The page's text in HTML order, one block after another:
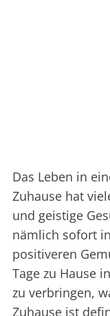
Das Leben in
Zuhause hat
und geistige
nämlich sofort
positiveren
Tage zu Hause
zu verbringen,
Zuhause ist